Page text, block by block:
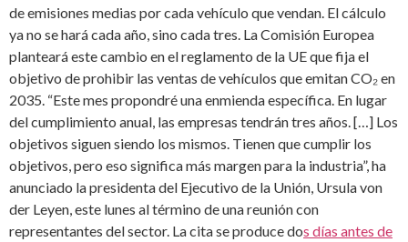
de emisiones medias por cada vehículo que vendan. El cálculo
ya no se hará cada año, sino cada tres. La Comisión Europea
planteará este cambio en el reglamento de la UE que fija el
objetivo de prohibir las ventas de vehículos que emitan CO₂ en
2035. “Este mes propondré una enmienda específica. En lugar
del cumplimiento anual, las empresas tendrán tres años. […] Los
objetivos siguen siendo los mismos. Tienen que cumplir los
objetivos, pero eso significa más margen para la industria”, ha
anunciado la presidenta del Ejecutivo de la Unión, Ursula von
der Leyen, este lunes al término de una reunión con
representantes del sector. La cita se produce dos días antes de